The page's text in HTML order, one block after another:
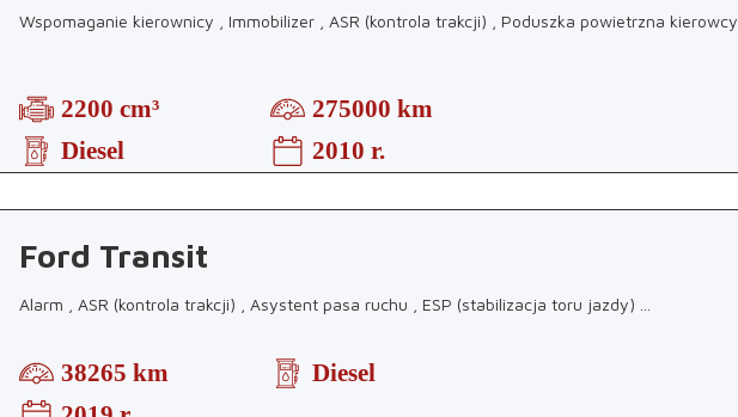
Wspomaganie kierownicy , Immobilizer , ASR (kontrola trakcji) , Poduszka powietrzna kierowcy
2200 cm³
275000 km
Diesel
2010 r.
Ford Transit
Alarm , ASR (kontrola trakcji) , Asystent pasa ruchu , ESP (stabilizacja toru jazdy)
38265 km
Diesel